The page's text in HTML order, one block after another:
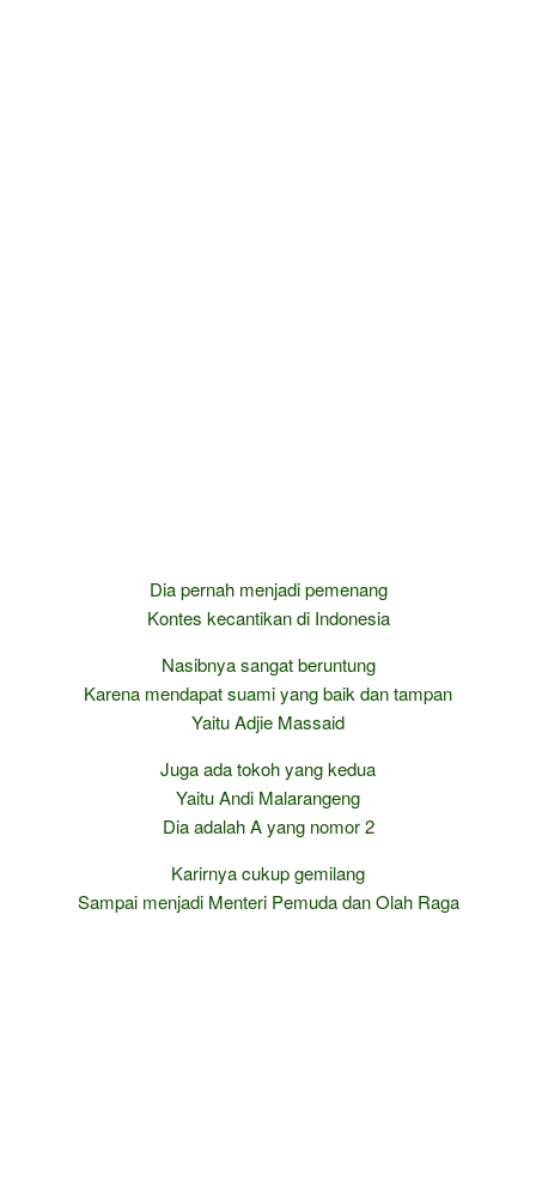
Dia pernah menjadi pemenang
Kontes kecantikan di Indonesia
Nasibnya sangat beruntung
Karena mendapat suami yang baik dan tampan
Yaitu Adjie Massaid
Juga ada tokoh yang kedua
Yaitu Andi Malarangeng
Dia adalah A yang nomor 2
Karirnya cukup gemilang
Sampai menjadi Menteri Pemuda dan Olah Raga